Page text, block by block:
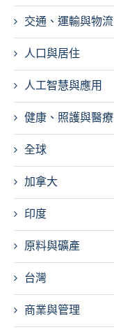
交通、運輸與物流
人口與居住
人工智慧與應用
健康、照護與醫療
全球
加拿大
印度
原料與礦產
台灣
商業與管理